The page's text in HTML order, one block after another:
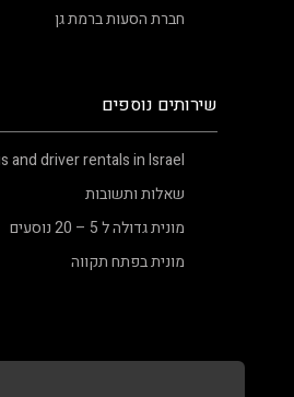
חברת הסעות ברמת גן
שירותים נוספים
and driver rentals in Israel
שאלות ותשובות
מונית גדולה ל 5 – 20 נוסעים
מונית בפתח תקווה